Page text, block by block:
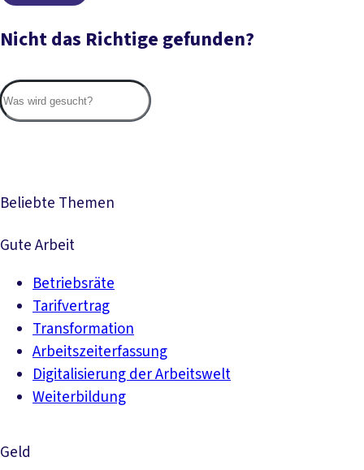
Nicht das Richtige gefunden?
Beliebte Themen
Gute Arbeit
Betriebsräte
Tarifvertrag
Transformation
Arbeitszeiterfassung
Digitalisierung der Arbeitswelt
Weiterbildung
Geld